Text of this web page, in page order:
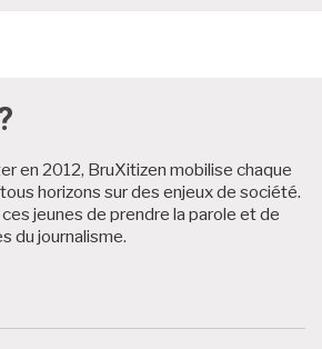
en 2012, BruXitizen mobilise chaque
horizons sur des enjeux de société.
ces jeunes de prendre la parole et de
du journalisme.
plus : BruXitizen?